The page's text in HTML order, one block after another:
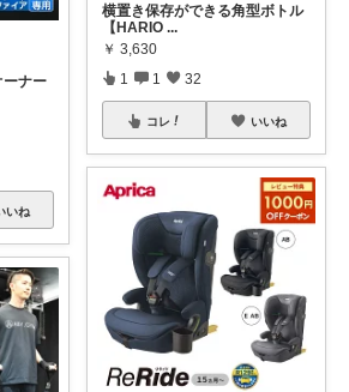
ーナー
いね
横置き保存ができる角型ボトル
【HARIO ...
￥ 3,630
1 1 32
コレ いいね